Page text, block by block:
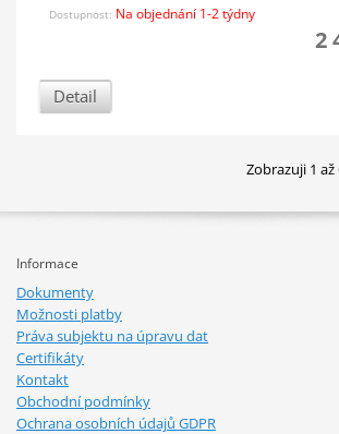
Dostupnost: Na objednání 1-2 týdny
2
Detail
Zobrazuji 1 až
Informace
Dokumenty
Možnosti platby
Práva subjektu na úpravu dat
Certifikáty
Kontakt
Obchodní podmínky
Ochrana osobních údajů GDPR